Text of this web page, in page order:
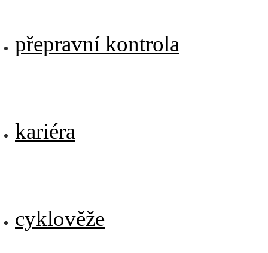
přepravní kontrola
kariéra
cyklověže